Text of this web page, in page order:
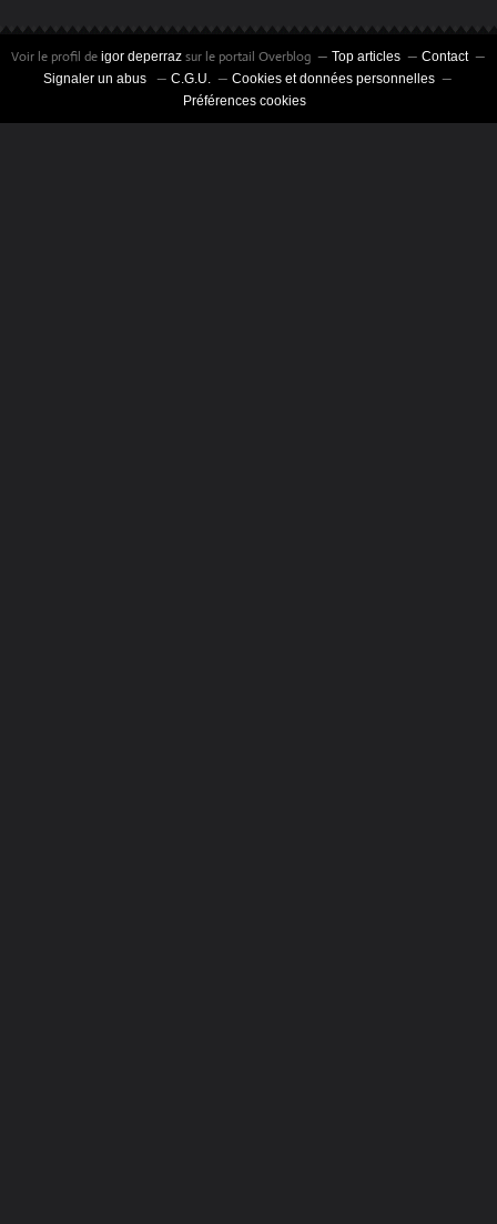
Voir le profil de igor deperraz sur le portail Overblog Top articles
Contact
Signaler un abus
C.G.U.
Cookies et données personnelles
Préférences cookies